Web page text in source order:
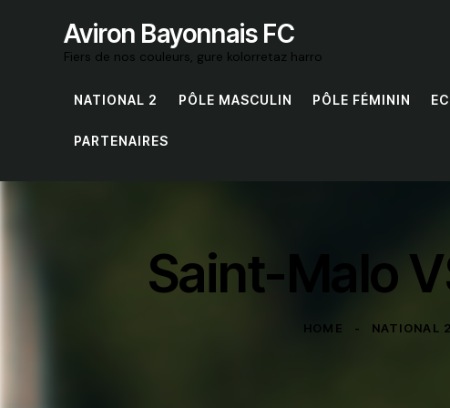
Aviron Bayonnais FC
Fiers de nos couleurs, gure kolorretaz harro
NATIONAL 2 PÔLE MASCULIN PÔLE FÉMININ
PARTENAIRES
Saint-Malo
HOME NATIONAL 2